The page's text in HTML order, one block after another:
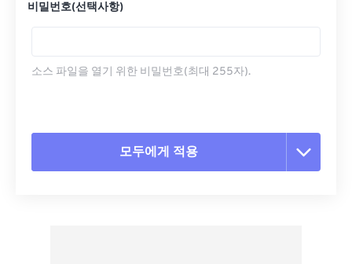
비밀번호(선택사항)
소스 파일을 열기 위한 비밀번호(최대 255자).
모두에게 적용